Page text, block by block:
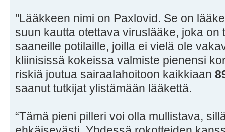
"Lääkkeen nimi on Paxlovid. Se on
suun kautta otettava viruslääke, joka
saaneille potilaille, joilla ei vielä ole
kliinisissä kokeissa valmiste pienensi
riskiä joutua sairaalahoitoon kaikkiaan
saanut tutkijat ylistämään lääkettä.
“Tämä pieni pilleri voi olla mullistava,